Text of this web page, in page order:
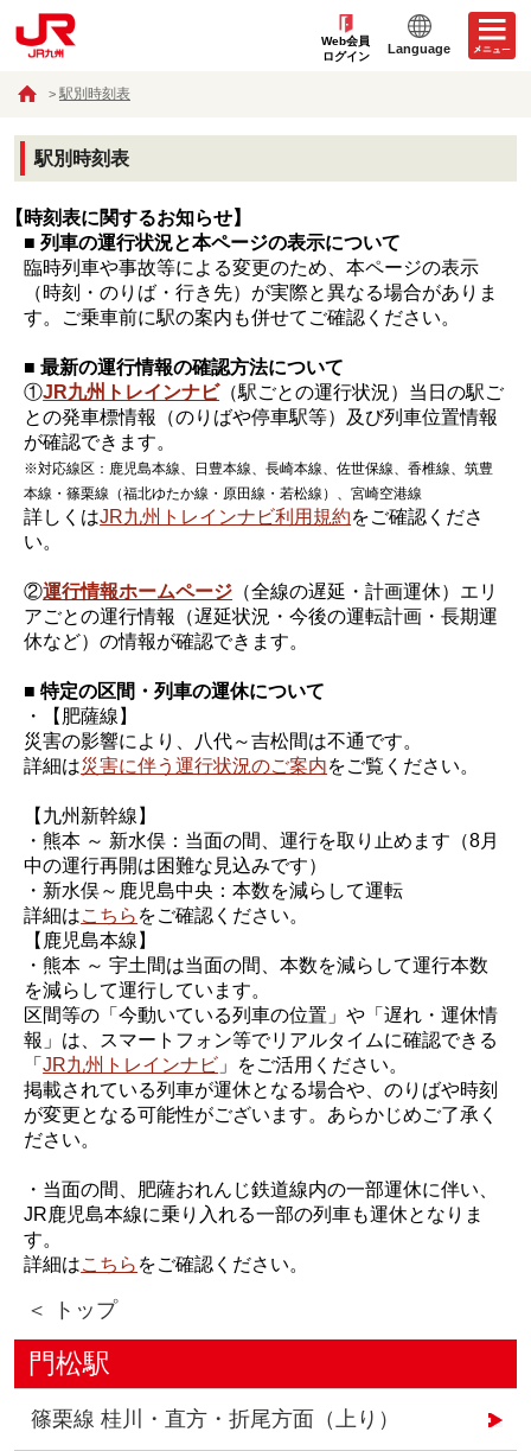
Web会員
ログイン
Language
駅別時刻表
駅別時刻表
【時刻表に関するお知らせ】
■ 列車の運行状況と本ページの表示について
臨時列車や事故等による変更のため、本ページの表示
（時刻・のりば・行き先）が実際と異なる場合がありま
す。ご乗車前に駅の案内も併せてご確認ください。
■ 最新の運行情報の確認方法について
①JR九州トレインナビ（駅ごとの運行状況）当日の駅ご
との発車標情報（のりばや停車駅等）及び列車位置情報
が確認できます。
※対応線区：鹿児島本線、日豊本線、長崎本線、佐世保線、香椎線、筑豊
本線・篠栗線（福北ゆたか線・原田線・若松線）、宮崎空港線
詳しくはJR九州トレインナビ利用規約をご確認くださ
い。
②運行情報ホームページ （全線の遅延・計画運休）エリ
アごとの運行情報（遅延状況・今後の運転計画・長期運
休など）の情報が確認できます。
■ 特定の区間・列車の運休について
・【肥薩線】
災害の影響により、八代～吉松間は不通です。
詳細は災害に伴う運行状況のご案内をご覧ください。
【九州新幹線】
・熊本 ～ 新水俣：当面の間、運行を取り止めます（8月
中の運行再開は困難な見込みです）
・新水俣～鹿児島中央：本数を減らして運転
詳細はこちら をご確認ください。
【鹿児島本線】
・熊本 ～ 宇土間は当面の間、本数を減らして運行本数
を減らして運行しています。
区間等の「今動いている列車の位置」や「遅れ・運休情
報」は、スマートフォン等でリアルタイムに確認できる
「JR九州トレインナビ 」をご活用ください。
掲載されている列車が運休となる場合や、のりばや時刻
が変更となる可能性がございます。あらかじめご了承く
ださい。
・当面の間、肥薩おれんじ鉄道線内の一部運休に伴い、
JR鹿児島本線に乗り入れる一部の列車も運休となりま
す。
詳細はこちら をご確認ください。
＜ トップ
門松駅
篠栗線 桂川・直方・折尾方面（上り）